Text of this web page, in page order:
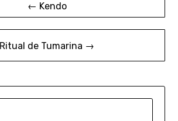
← Kendo
Ritual de Tumarina →